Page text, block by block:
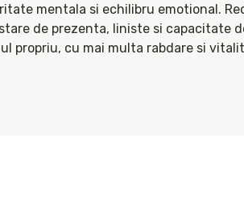
mentala si echilibru emotional.
de prezenta, liniste si capacitate
propriu, cu mai multa rabdare si